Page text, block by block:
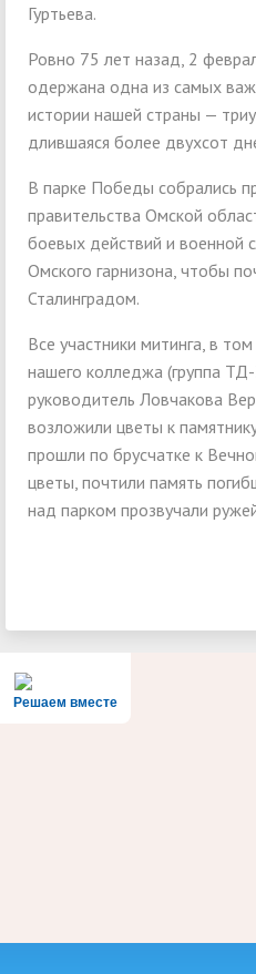
Гуртьева.
Ровно 75 лет назад, 2
одержана одна из самых
истории нашей страны —
длившаяся более двухсот
В парке Победы собрались
правительства Омской
боевых действий и военной
Омского гарнизона, чтобы
Сталинградом.
Все участники митинга, в
нашего колледжа (группа
руководитель Ловчакова
возложили цветы к
прошли по брусчатке к
цветы, почтили память
над парком прозвучали
Решаем вместе